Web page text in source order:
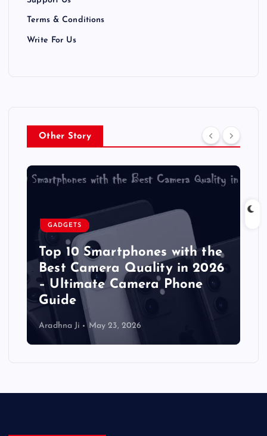
Terms & Conditions
Write For Us
Other Story
GADGETS
Top 10 Smartphones with the
Best Camera Quality in 2026
– Ultimate Camera Phone
Guide
Aradhna Ji May 23, 2026